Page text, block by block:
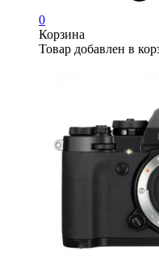
0
Корзина
Товар добавлен в